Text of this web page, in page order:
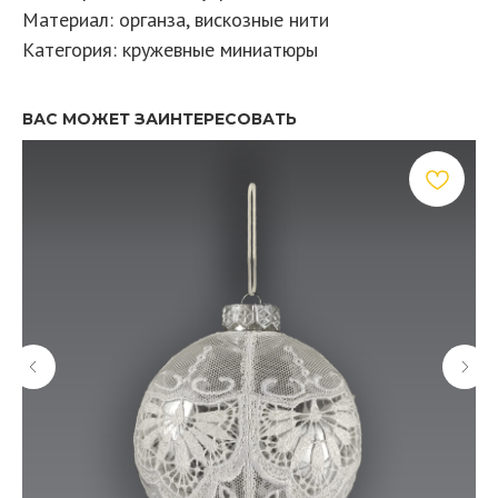
Материал: органза, вискозные нити
Категория: кружевные миниатюры
ВАС МОЖЕТ ЗАИНТЕРЕСОВАТЬ